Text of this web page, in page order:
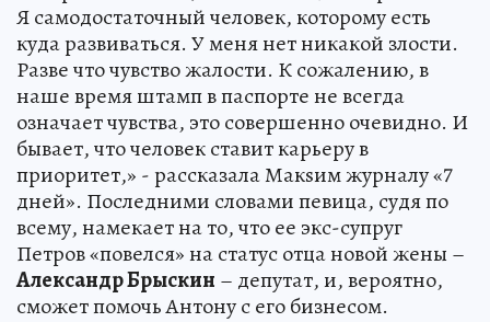
Я самодостаточный человек, которому есть
куда развиваться. У меня нет никакой злости.
Разве что чувство жалости. К сожалению, в
наше время штамп в паспорте не всегда
означает чувства, это совершенно очевидно. И
бывает, что человек ставит карьеру в
приоритет,» - рассказала Макsим журналу «7
дней». Последними словами певица, судя по
всему, намекает на то, что ее экс-супруг
Петров «повелся» на статус отца новой жены –
Александр Брыскин – депутат, и, вероятно,
сможет помочь Антону с его бизнесом.